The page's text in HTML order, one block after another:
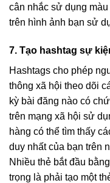
cân nhắc sử dụng
trên hình ảnh bạn sử
7. Tạo hashtag sự
Hashtags cho phép
thông xã hội theo dõi
kỳ bài đăng nào có
trên mạng xã hội sử
hàng có thể tìm thấy
duy nhất của bạn trên
Nhiều thẻ bắt đầu
trọng là phải tạo một